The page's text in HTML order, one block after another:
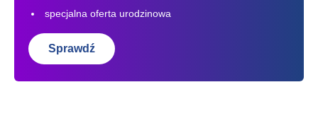
specjalna oferta urodzinowa
Sprawdź